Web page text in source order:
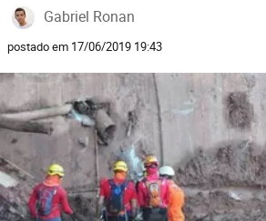
Gabriel Ronan
postado em 17/06/2019 19:43